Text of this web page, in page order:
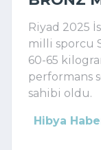
Riyad 2025
milli sporcu
60-65
performans
sahibi oldu.
Hibya